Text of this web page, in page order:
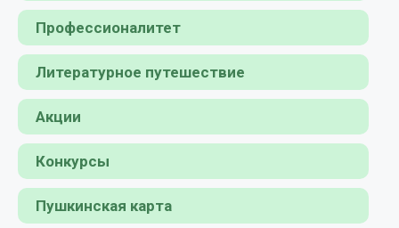
Профессионалитет
Литературное путешествие
Акции
Конкурсы
Пушкинская карта